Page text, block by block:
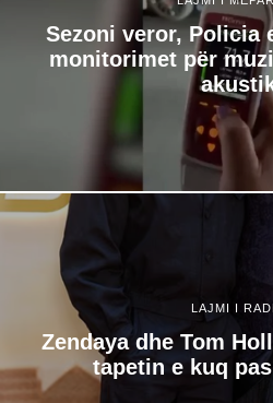
Sezoni veror, Policia
monitorimet për
LAJMI I
Zendaya dhe Tom
tapetin e kuq